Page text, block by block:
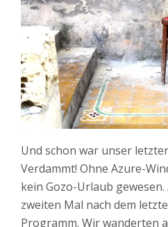
Und schon war unser
Verdammt! Ohne Azure-
kein Gozo-Urlaub
zweiten Mal nach dem
Programm. Wir wanderten